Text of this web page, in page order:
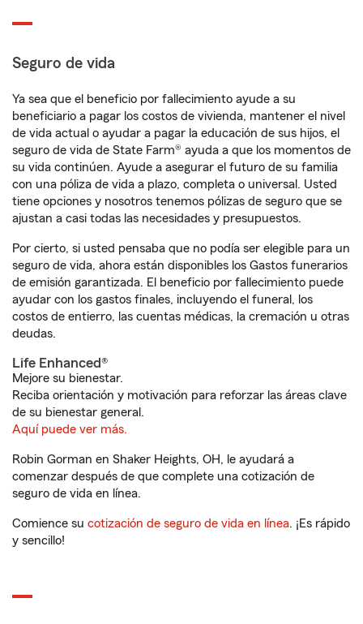
Seguro de vida
Ya sea que el beneficio por fallecimiento ayude a su
beneficiario a pagar los costos de vivienda, mantener el nivel
de vida actual o ayudar a pagar la educación de sus hijos, el
seguro de vida de State Farm® ayuda a que los momentos de
su vida continúen. Ayude a asegurar el futuro de su familia
con una póliza de vida a plazo, completa o universal. Usted
tiene opciones y nosotros tenemos pólizas de seguro que se
ajustan a casi todas las necesidades y presupuestos.
Por cierto, si usted pensaba que no podía ser elegible para un
seguro de vida, ahora están disponibles los Gastos funerarios
de emisión garantizada. El beneficio por fallecimiento puede
ayudar con los gastos finales, incluyendo el funeral, los
costos de entierro, las cuentas médicas, la cremación u otras
deudas.
Life Enhanced®
Mejore su bienestar.
Reciba orientación y motivación para reforzar las áreas clave
de su bienestar general.
Aquí puede ver más.
Robin Gorman en Shaker Heights, OH, le ayudará a
comenzar después de que complete una cotización de
seguro de vida en línea.
Comience su cotización de seguro de vida en línea. ¡Es rápido
y sencillo!